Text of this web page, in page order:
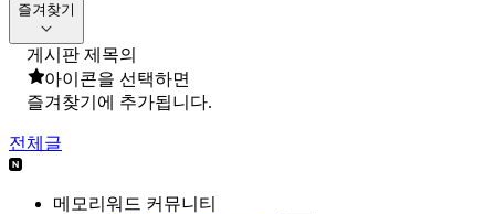
즐겨찾기
게시판 제목의
아이콘을 선택하면
즐겨찾기에 추가됩니다.
전체글
메모리워드 커뮤니티